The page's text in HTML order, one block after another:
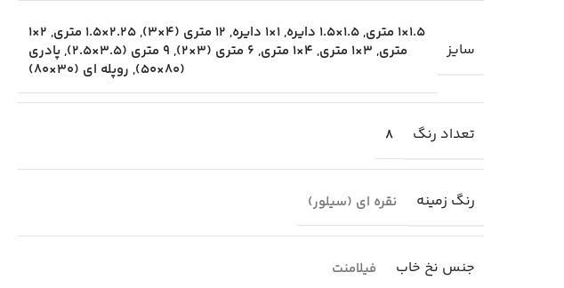
سایز
1.5×1 متری ,1.5×1.5 دایره ,1×1 دایره , 12 متری (4×3) ,2.25×1.5 متری ,
2×1
متری, 3×1 متری , 4×1 متری , 6 متری (3×2) , 9 متری (3.5×2.5) ,پادری
(80×50)
, روپله ای (30×80)
تعداد رنگ 8
رنگ زمینه نقره ای (سیلور)
جنس نخ خاب فیلامنت